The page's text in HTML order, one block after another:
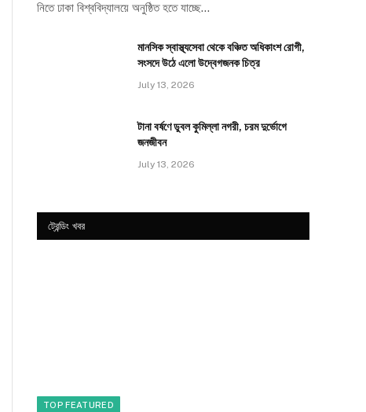
নিতে ঢাকা বিশ্ববিদ্যালয়ে অনুষ্ঠিত হতে যাচ্ছে…
মানসিক স্বাস্থ্যসেবা থেকে বঞ্চিত অধিকাংশ রোগী,
সংসদে উঠে এলো উদ্বেগজনক চিত্র
July 13, 2026
টানা বর্ষণে ডুবল কুমিল্লা নগরী, চরম দুর্ভোগে
জনজীবন
July 13, 2026
ট্রেন্ডিং খবর
TOP FEATURED